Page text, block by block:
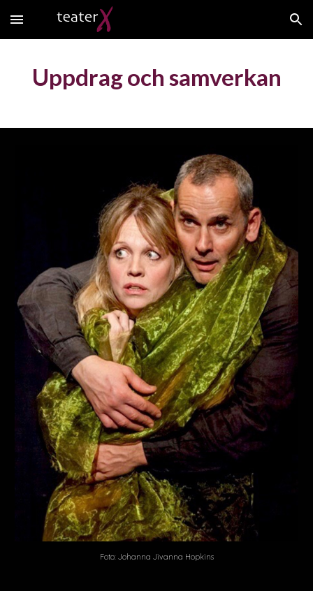
Skip to main content Skip to navigation
Uppdrag och samverkan
Foto: Johanna Jivanna Hopkins